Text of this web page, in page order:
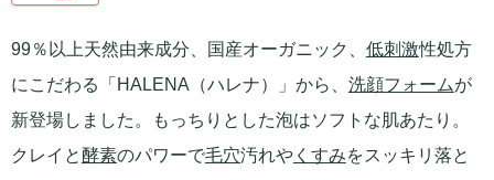
99％以上天然由来成分、国産オーガニック、 低刺激性処方
にこだわる「HALENA（ハレナ）」から、 洗顔フォームが
新登場しました。もっちりとした泡はソフトな肌あたり。
クレイと酵素のパワーで毛穴汚れやくすみをスッキリ落と